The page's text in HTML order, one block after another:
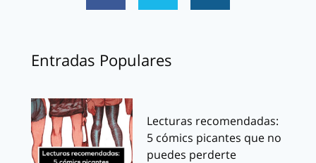
Entradas Populares
Lecturas recomendadas:
5 cómics picantes que no
puedes perderte